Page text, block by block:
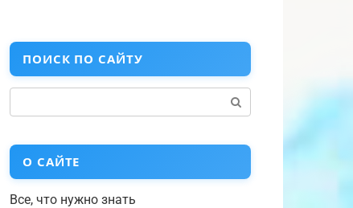
ПОИСК ПО САЙТУ
О САЙТЕ
Все, что нужно знать